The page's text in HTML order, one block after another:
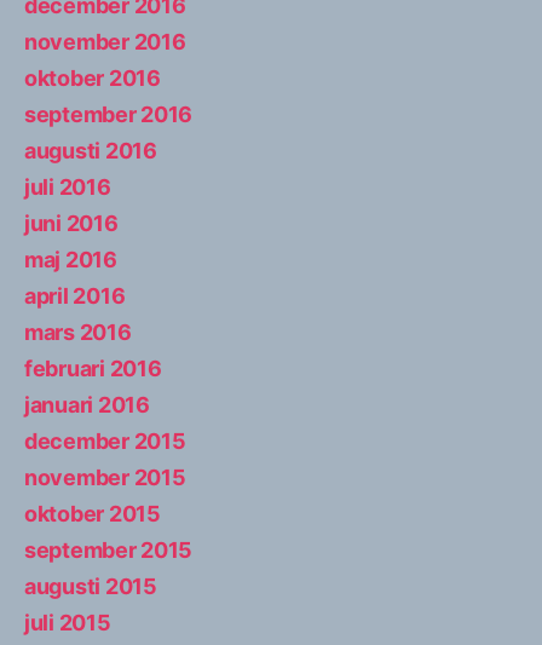
december 2016
november 2016
oktober 2016
september 2016
augusti 2016
juli 2016
juni 2016
maj 2016
april 2016
mars 2016
februari 2016
januari 2016
december 2015
november 2015
oktober 2015
september 2015
augusti 2015
juli 2015